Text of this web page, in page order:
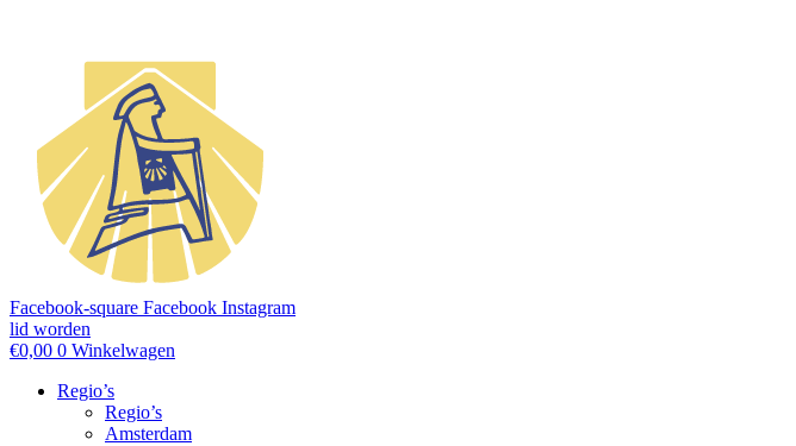
Facebook-square Facebook Instagram
lid worden
€0,00 0 Winkelwagen
Regio’s
Regio’s
Amsterdam